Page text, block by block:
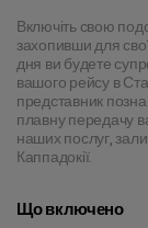
Включіть свою
захопивши для
дня ви будете
вашого рейсу в
представник
плавну передачу
наших послуг,
Каппадокії.
Що включено